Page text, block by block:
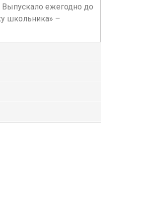
ежегодно до
школьника» –